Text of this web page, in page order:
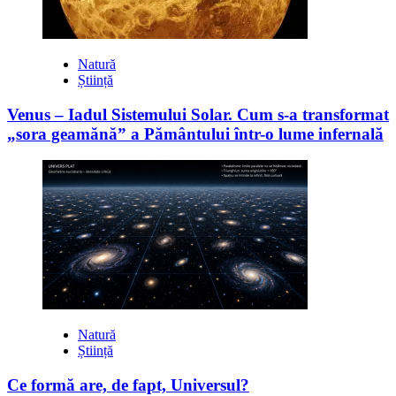
Natură
Știință
Venus – Iadul Sistemului Solar. Cum s-a transformat
„sora geamănă” a Pământului într-o lume infernală
Natură
Știință
Ce formă are, de fapt, Universul?